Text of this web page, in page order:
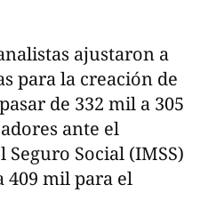
ajustaron a
para la creación de
de 332 mil a 305
ante el
Social (IMSS)
409 mil para el